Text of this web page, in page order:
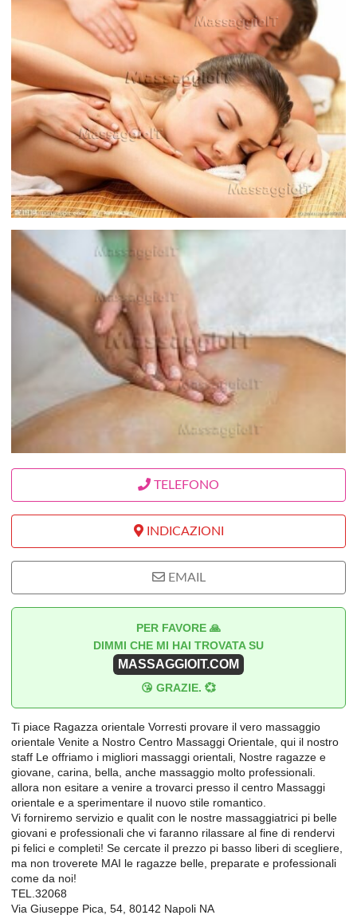
TELEFONO
INDICAZIONI
EMAIL
PER FAVORE 🙏
DIMMI CHE MI HAI TROVATA SU
MASSAGGIOIT.COM
😘 GRAZIE. 💞
Ti piace Ragazza orientale Vorresti provare il vero massaggio
orientale Venite a Nostro Centro Massaggi Orientale, qui il nostro
staff Le offriamo i migliori massaggi orientali, Nostre ragazze e
giovane, carina, bella, anche massaggio molto professionali.
allora non esitare a venire a trovarci presso il centro Massaggi
orientale e a sperimentare il nuovo stile romantico.
Vi forniremo servizio e qualit con le nostre massaggiatrici pi belle
giovani e professionali che vi faranno rilassare al fine di rendervi
pi felici e completi! Se cercate il prezzo pi basso liberi di scegliere,
ma non troverete MAI le ragazze belle, preparate e professionali
come da noi!
TEL.32068
Via Giuseppe Pica, 54, 80142 Napoli NA